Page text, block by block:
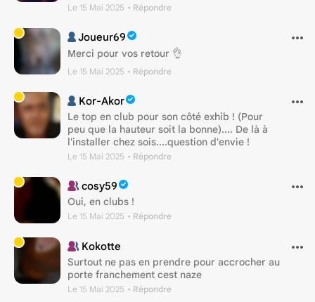
Le 15 Mai 2025 • Répondre
Joueur69
Merci pour vos retour 👌
Le 15 Mai 2025 • Répondre
Kor-Akor
Le top en club pour son côté exhib ! (Pour
peu que la hauteur soit la bonne).... De là à
l'installer chez sois....question d'envie !
Le 15 Mai 2025 • Répondre
cosy59
Oui, en clubs !
Le 15 Mai 2025 • Répondre
Kokotte
Surtout ne pas en prendre pour accrocher au
porte franchement cest naze
Le 15 Mai 2025 • Répondre